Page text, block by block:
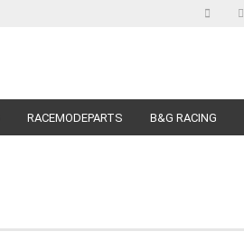
RACEMODEPARTS B&G RACING